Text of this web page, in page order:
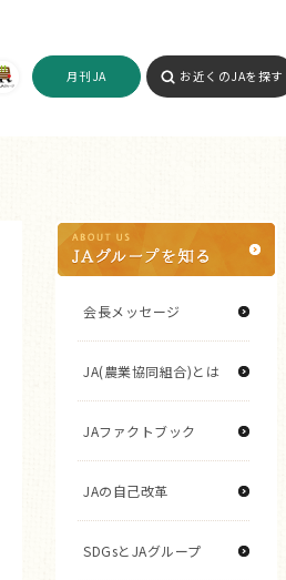
月刊JA お近くのJAを探す
会長メッセージ
JA(農業協同組合)とは
JAファクトブック
JAの自己改革
SDGsとJAグループ